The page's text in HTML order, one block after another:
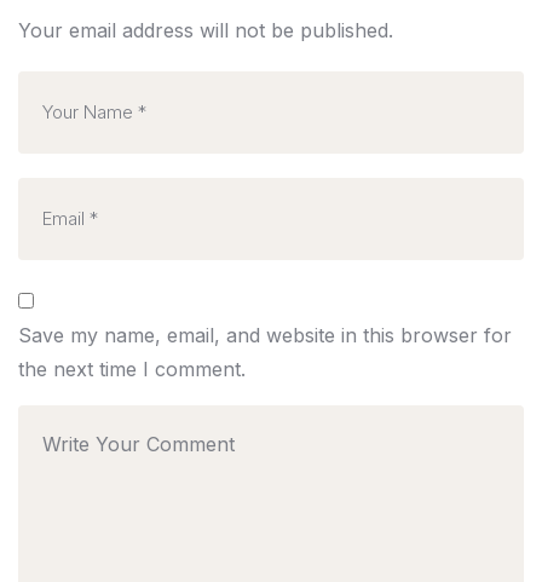
Your email address will not be published.
Save my name, email, and website in this browser for
the next time I comment.